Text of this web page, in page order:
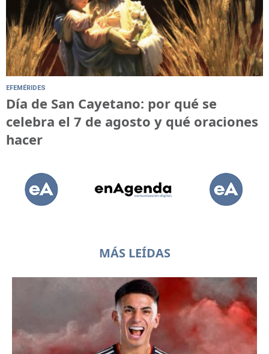
EFEMÉRIDES
Día de San Cayetano: por qué se
celebra el 7 de agosto y qué oraciones
hacer
MÁS LEÍDAS